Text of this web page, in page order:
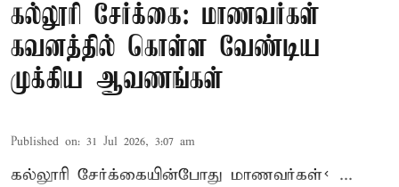
கல்லூரி சேர்க்கை: மாணவர்கள்
கவனத்தில் கொள்ள வேண்டிய
முக்கிய ஆவணங்கள்
Published on: 31 Jul 2026, 3:07 am
கல்லூரி சேர்க்கையின்போது மாணவர்கள்< ...